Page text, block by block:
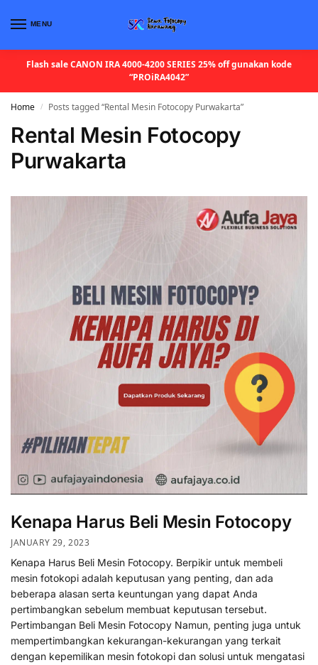
MENU
Flash sale CANON IRA 4000-4200 SERIES 25% off gunakan kode
“PROiRA4042”
Home / Posts tagged “Rental Mesin Fotocopy Purwakarta”
Rental Mesin Fotocopy
Purwakarta
Kenapa Harus Beli Mesin Fotocopy
JANUARY 29, 2023
Kenapa Harus Beli Mesin Fotocopy. Berpikir untuk membeli
mesin fotokopi adalah keputusan yang penting, dan ada
beberapa alasan serta keuntungan yang dapat Anda
pertimbangkan sebelum membuat keputusan tersebut.
Pertimbangan Beli Mesin Fotocopy Namun, penting juga untuk
mempertimbangkan kekurangan-kekurangan yang terkait
dengan kepemilikan mesin fotokopi dan solusi untuk mengatasi